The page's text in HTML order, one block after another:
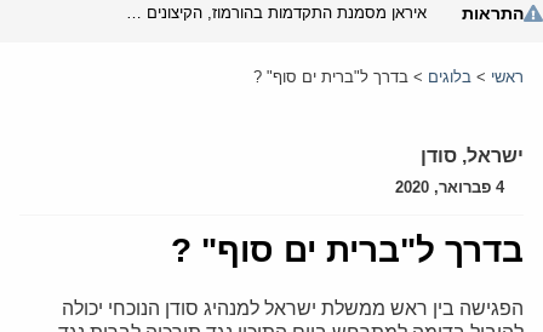
התראות
ראשי > בלוגים > בדרך ל"ברית ים סוף" ?
ישראל, סודן
4 פברואר, 2020
בדרך ל"ברית ים סוף" ?
הפגישה בין ראש ממשלת ישראל למנהיג סודן הנוכחי יכולה